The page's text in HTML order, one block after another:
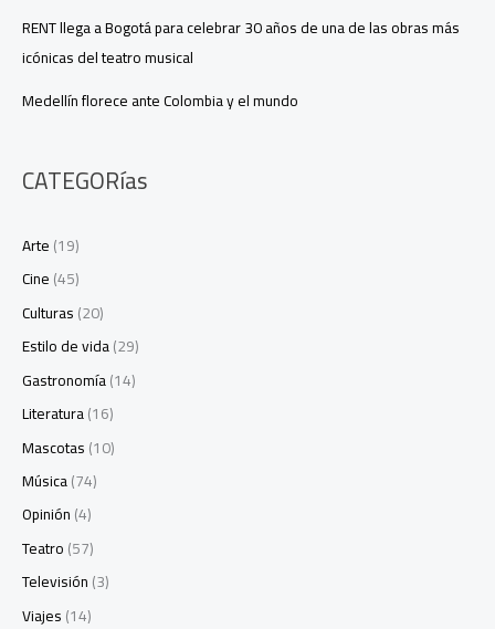
RENT llega a Bogotá para celebrar 30 años de una de las obras más
icónicas del teatro musical
Medellín florece ante Colombia y el mundo
CATEGORías
Arte(19)
Cine(45)
Culturas(20)
Estilo de vida(29)
Gastronomía(14)
Literatura(16)
Mascotas(10)
Música(74)
Opinión(4)
Teatro(57)
Televisión(3)
Viajes(14)